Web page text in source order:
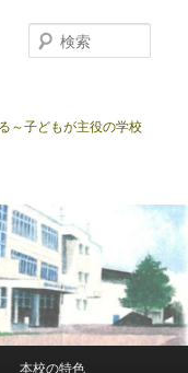
子どもが主役の学校
索
本校の特色